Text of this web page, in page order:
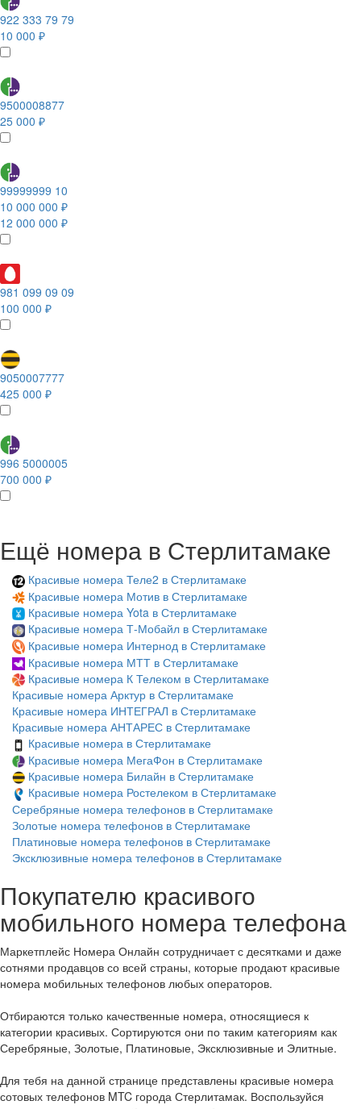
922 333 79 79
10 000 ₽
9500008877
25 000 ₽
99999999 10
10 000 000 ₽
12 000 000 ₽
981 099 09 09
100 000 ₽
9050007777
425 000 ₽
996 5000005
700 000 ₽
Ещё номера в Стерлитамаке
Красивые номера Теле2 в Стерлитамаке
Красивые номера Мотив в Стерлитамаке
Красивые номера Yota в Стерлитамаке
Красивые номера Т-Мобайл в Стерлитамаке
Красивые номера Интернод в Стерлитамаке
Красивые номера МТТ в Стерлитамаке
Красивые номера К Телеком в Стерлитамаке
Красивые номера Арктур в Стерлитамаке
Красивые номера ИНТЕГРАЛ в Стерлитамаке
Красивые номера АНТАРЕС в Стерлитамаке
Красивые номера в Стерлитамаке
Красивые номера МегаФон в Стерлитамаке
Красивые номера Билайн в Стерлитамаке
Красивые номера Ростелеком в Стерлитамаке
Серебряные номера телефонов в Стерлитамаке
Золотые номера телефонов в Стерлитамаке
Платиновые номера телефонов в Стерлитамаке
Эксклюзивные номера телефонов в Стерлитамаке
Покупателю красивого
мобильного номера телефона
Маркетплейс Номера Онлайн сотрудничает с десятками и даже
сотнями продавцов со всей страны, которые продают красивые
номера мобильных телефонов любых операторов.
Отбираются только качественные номера, относящиеся к
категории красивых. Сортируются они по таким категориям как
Серебряные, Золотые, Платиновые, Эксклюзивные и Элитные.
Для тебя на данной странице представлены красивые номера
сотовых телефонов MTC города Стерлитамак. Воспользуйся